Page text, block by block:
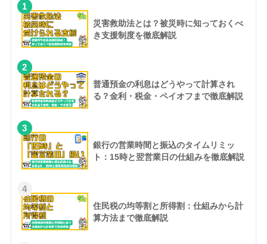
1
災害救助法とは？被災時に知っておくべ
き支援制度を徹底解説
2
普通預金の利息はどうやって計算され
る？金利・税金・ペイオフまで徹底解説
3
銀行の営業時間と振込のタイムリミッ
ト：15時と翌営業日の仕組みを徹底解説
4
住民税の均等割と所得割：仕組みから計
算方法まで徹底解説